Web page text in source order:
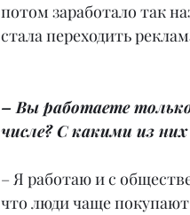
потом заработало так
стала переходить
– Вы работаете
числе? С какими из
– Я работаю и с
что люди чаще